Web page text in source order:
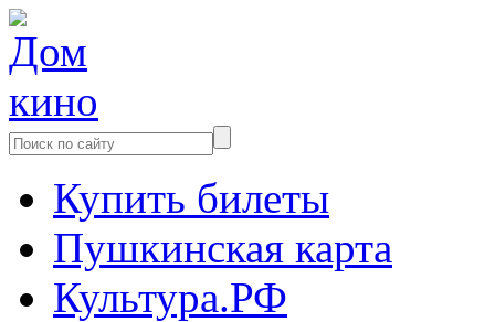
Купить билеты
Пушкинская карта
Культура.РФ